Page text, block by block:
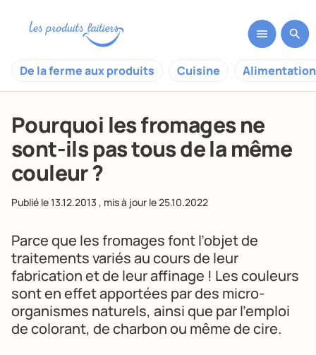
De la ferme aux produits Cuisine
Pourquoi les fromages ne
sont-ils pas tous de la même
couleur ?
Publié le13.12.2013 , mis à jour le25.10.2022
Parce que les fromages font l’objet de
traitements variés au cours de leur
fabrication et de leur affinage ! Les couleurs
sont en effet apportées par des micro-
organismes naturels, ainsi que par l’emploi
de colorant, de charbon ou même de cire.